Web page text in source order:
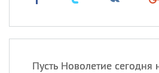
Пусть Новолетие сегодня